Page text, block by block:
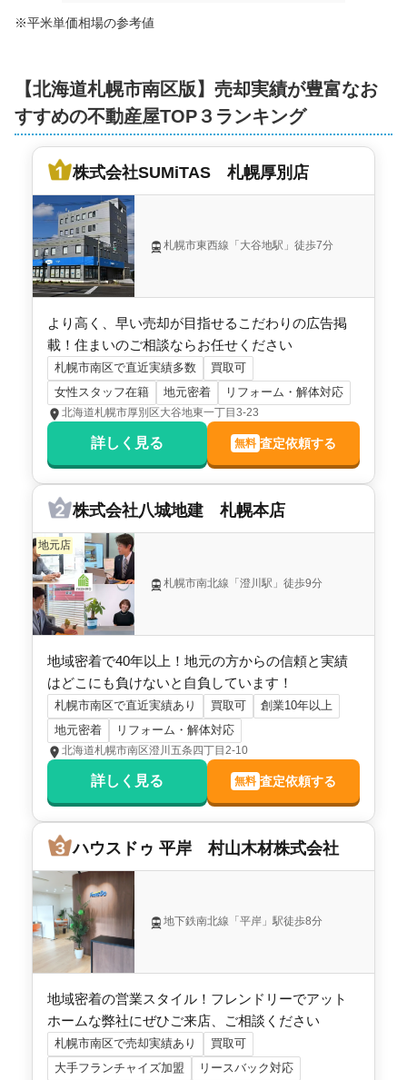
北海道札幌市南区藤野一条七丁目
階数:
建物面積:234㎡ 土地面積:334㎡
300万円 2026年3月
北海道札幌市南区南沢六条三丁目
階数:2 階 築年数:53年
建物面積:117㎡ 土地面積:185
1,000万円 2026年3月
北海道札幌市南区藤野五条四丁目
階数:2階 築年数:39年
1,200 万円
北海道札幌市南区北ノ沢三丁目
階数: 2階 築年数:34年
建物面積:120㎡ 土地面積:342㎡
900万円 2026年3月
北海道札幌市南区藤野四条九丁目
階数: 2階 築年数:34年
建物面積:136㎡ 土地面積:351㎡
2,300 万円
北海道札幌市南区石山一条六丁目
階数:2階 築年数:17年
建物面積:154㎡ 土地面積:
※平米単価相場の参考値
【北海道札幌市南区版】売却実績が豊富なお
すすめの不動産屋TOP３ランキング
株式会社SUMiTAS 札幌厚別店
札幌市東西線「大谷地駅」徒歩7分
より高く、早い売却が目指せるこだわりの広告掲
載！住まいのご相談ならお任せください
札幌市南区で直近実績多数
買取可
女性スタッフ在籍
地元密着 リフォーム・解体対応
北海道札幌市厚別区大谷地東一丁目3-23
詳しく見る 無料 査定依頼する
株式会社八城地建 札幌本店
地元店
札幌市南北線「澄川駅」徒歩9分
地域密着で40年以上！地元の方からの信頼と実績
はどこにも負けないと自負しています！
札幌市南区で直近実績あり 買取可
創業10年以上
地元密着
リフォーム・解体対応
北海道札幌市南区澄川五条四丁目2-10
詳しく見る 無料 査定依頼する
ハウスドゥ 平岸 村山木材株式会社
地下鉄南北線「平岸」駅徒歩8分
地域密着の営業スタイル！フレンドリーでアット
ホームな弊社にぜひご来店、ご相談ください
札幌市南区で売却実績あり
買取可
大手フランチャイズ加盟
リースバック対応